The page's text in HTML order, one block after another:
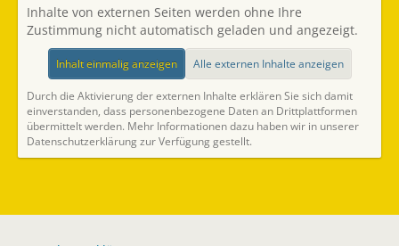
Inhalte von externen Seiten werden ohne Ihre
Zustimmung nicht automatisch geladen und angezeigt.
Inhalt einmalig anzeigen Alle externen Inhalte anzeigen
Durch die Aktivierung der externen Inhalte erklären Sie sich damit
einverstanden, dass personenbezogene Daten an Drittplattformen
übermittelt werden. Mehr Informationen dazu haben wir in unserer
Datenschutzerklärung zur Verfügung gestellt.